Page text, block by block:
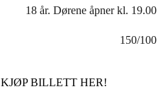
18 år. Dørene åpner kl. 19.00
150/100
KJØP BILLETT HER!